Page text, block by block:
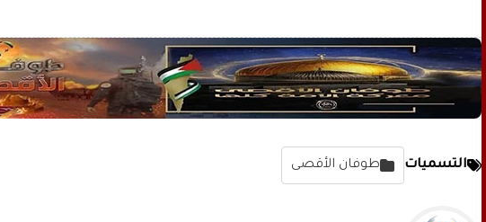
التسميات طوفان الأقصى